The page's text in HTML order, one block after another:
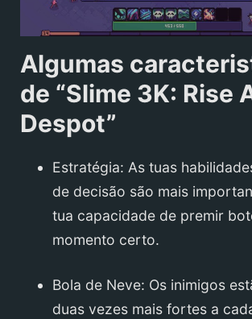
Algumas
de “Slime 3K: Rise
Despot”
Estratégia: As tuas
de decisão são mais
tua capacidade de premir
momento certo.
Bola de Neve: Os inimigos
duas vezes mais fortes a